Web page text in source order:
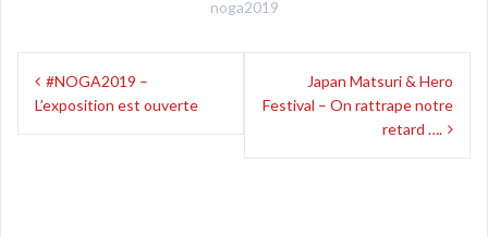
noga2019
Navigation
de
#NOGA2019 –
L’exposition est ouverte
Japan Matsuri & Hero
Festival – On rattrape notre
retard ….